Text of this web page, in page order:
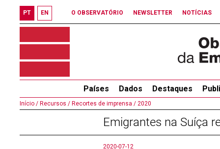
PT EN O OBSERVATÓRIO NEWSLETTER NOTÍCIAS
Países Dados Destaques
Início / Recursos / Recortes de imprensa / 2020
Emigrantes na Suíça
2020-07-12